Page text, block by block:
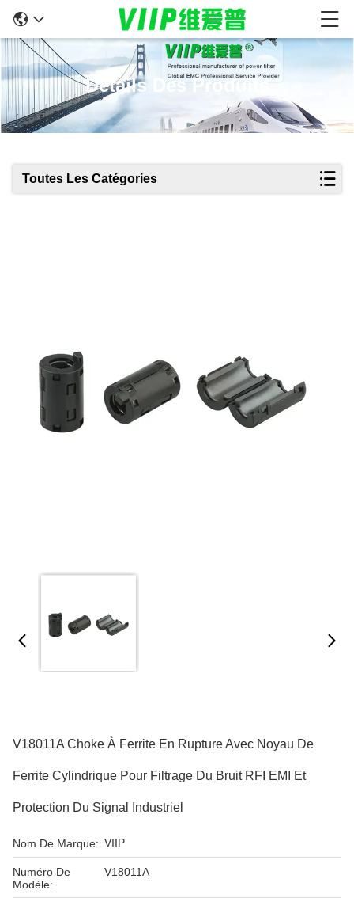
Détails Des Produits
Toutes Les Catégories
V18011A Choke À Ferrite En Rupture Avec Noyau De
Ferrite Cylindrique Pour Filtrage Du Bruit RFI EMI Et
Protection Du Signal Industriel
Nom De Marque: VIIP
Numéro De
Modèle:
V18011A